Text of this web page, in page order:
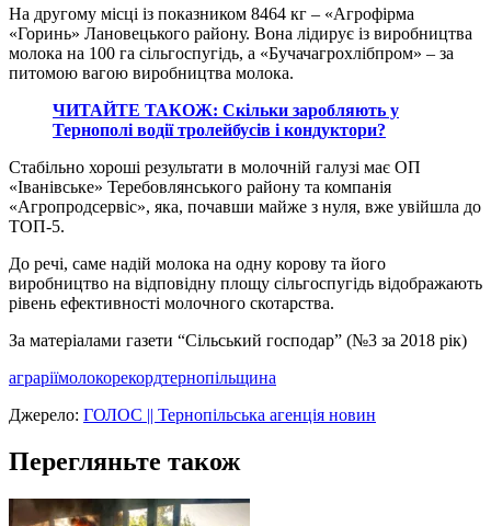
На другому місці із показником 8464 кг – «Агрофірма
«Горинь» Лановецького району. Вона лідирує із виробництва
молока на 100 га сільгоспугідь, а «Бучачагрохлібпром» – за
питомою вагою виробництва молока.
ЧИТАЙТЕ ТАКОЖ: Скільки заробляють у
Тернополі водії тролейбусів і кондуктори?
Стабільно хороші результати в молочній галузі має ОП
«Іванівське» Теребовлянського району та компанія
«Агропродсервіс», яка, почавши майже з нуля, вже увійшла до
ТОП-5.
До речі, саме надій молока на одну корову та його
виробництво на відповідну площу сільгоспугідь відображають
рівень ефективності молочного скотарства.
За матеріалами газети “Сільський господар” (№3 за 2018 рік)
аграріїмолокорекордтернопільщина
Джерело: ГОЛОС || Тернопільська агенція новин
Перегляньте також